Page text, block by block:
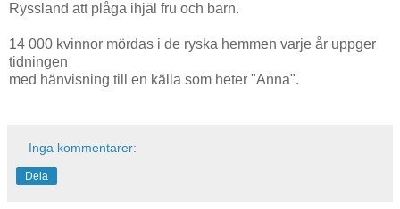
Ryssland att plåga ihjäl fru och barn.
14 000 kvinnor mördas i de ryska hemmen varje år uppger
tidningen
med hänvisning till en källa som heter "Anna".
Inga kommentarer:
Dela